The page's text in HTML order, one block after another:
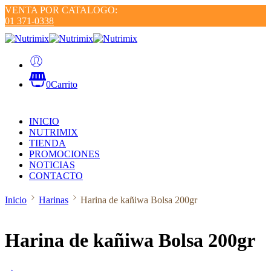
VENTA POR CATALOGO:
01 371-0338
0Carrito
INICIO
NUTRIMIX
TIENDA
PROMOCIONES
NOTICIAS
CONTACTO
Inicio Harinas Harina de kañiwa Bolsa 200gr
Harina de kañiwa Bolsa 200gr